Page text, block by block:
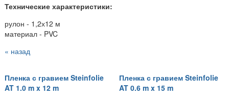
Технические характеристики:
рулон - 1,2х12 м
материал - PVC
« назад
Пленка с гравием Steinfolie
AT 1.0 m x 12 m
Пленка с гравием Steinfolie
AT 0.6 m x 15 m